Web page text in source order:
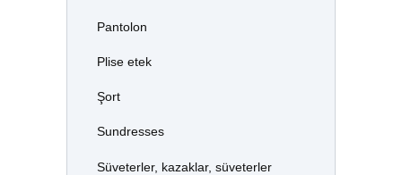
Pantolon
Plise etek
Şort
Sundresses
Süveterler, kazaklar, süveterler